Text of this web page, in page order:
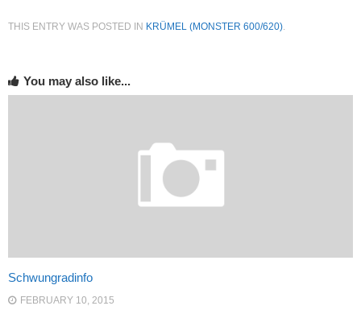
THIS ENTRY WAS POSTED IN KRÜMEL (MONSTER 600/620).
You may also like...
Schwungradinfo
FEBRUARY 10, 2015